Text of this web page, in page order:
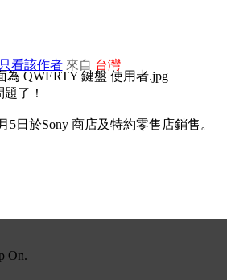
只看該作者來自 台灣
了！
5日於Sony 商店及特約零售店銷售。
On.